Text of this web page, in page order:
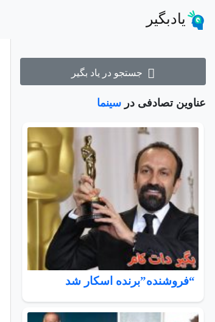
یادبگیر
جستجو در یاد بگیر
عناوین تصادفی در سینما
“فروشنده”برنده اسکار شد